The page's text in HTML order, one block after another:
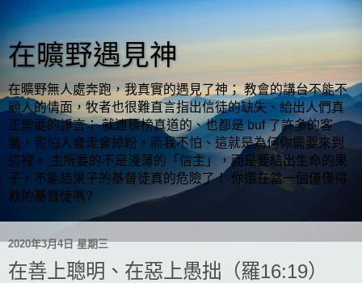
在曠野遇見神
在曠野無人處奔跑，我真實的遇見了神； 教會的講台不能不
顧人的情面，牧者也很難直言指出信徒的缺失、給出人們真
正需要的諍言； 就連標榜真道的、也都是 buf 了許多的客
氣，害怕人會走會掉粉，而我不怕、這就是為何你需要來到
這裡。 主所要的不是淺薄的「信主」，而是要結出生命的果
子，不能結果子的基督徒真的危險了！ 你還在當一個僅僅得
救的基督徒嗎?
2020年3月4日 星期三
在善上聰明、在惡上愚拙（羅16:19）